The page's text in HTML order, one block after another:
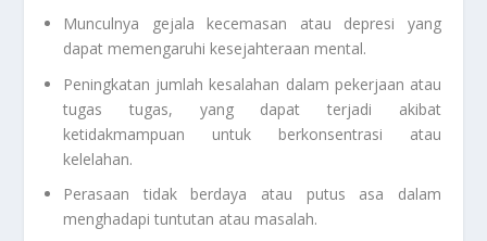
Munculnya gejala kecemasan atau depresi yang
dapat memengaruhi kesejahteraan mental.
Peningkatan jumlah kesalahan dalam pekerjaan atau
tugas tugas, yang dapat terjadi akibat
ketidakmampuan untuk berkonsentrasi atau
kelelahan.
Perasaan tidak berdaya atau putus asa dalam
menghadapi tuntutan atau masalah.